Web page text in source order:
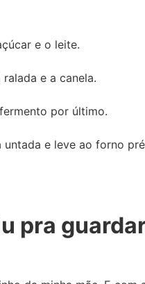
e o leite.
e a canela.
por último.
untada e leve ao forno
pra